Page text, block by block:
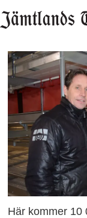
Här kommer 10